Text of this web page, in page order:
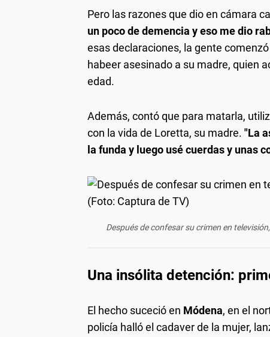
Pero las razones que dio en cámara
un poco de demencia y eso me dio
esas declaraciones, la gente
habeer asesinado a su madre, quien
edad.
Además, contó que para matarla,
con la vida de Loretta, su madre. "La
la funda y luego usé cuerdas y unas
Después de confesar su crimen en
Una insólita detención:
El hecho suceció en Módena, en el
policía halló el cadaver de la mujer,